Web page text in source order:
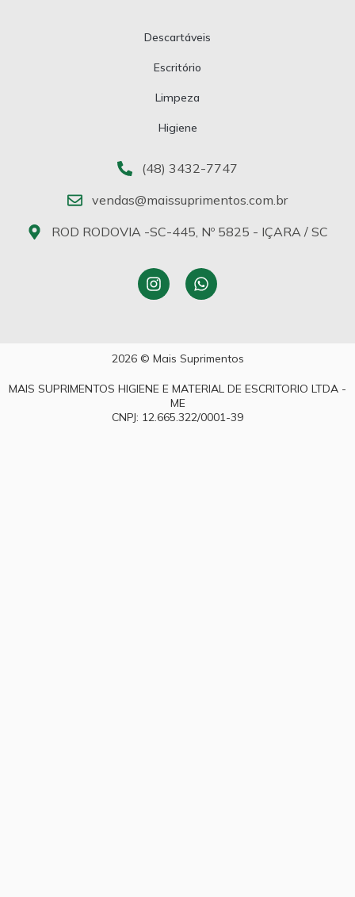
Descartáveis
Escritório
Limpeza
Higiene
(48) 3432-7747
vendas@maissuprimentos.com.br
ROD RODOVIA -SC-445, Nº 5825 - IÇARA / SC
2026 © Mais Suprimentos
MAIS SUPRIMENTOS HIGIENE E MATERIAL DE ESCRITORIO LTDA -
ME
CNPJ: 12.665.322/0001-39